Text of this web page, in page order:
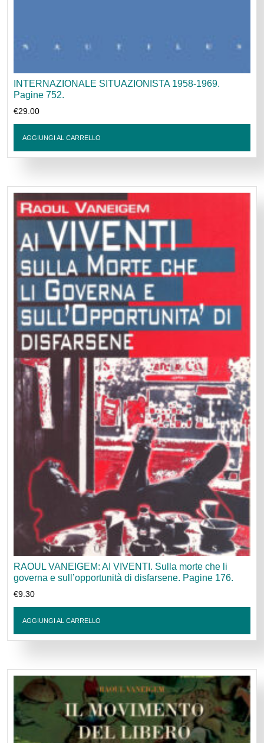
INTERNAZIONALE SITUAZIONISTA 1958-1969.
Pagine 752.
€29.00
AGGIUNGI AL CARRELLO
RAOUL VANEIGEM: AI VIVENTI. Sulla morte che li
governa e sull’opportunità di disfarsene. Pagine 176.
€9.30
AGGIUNGI AL CARRELLO